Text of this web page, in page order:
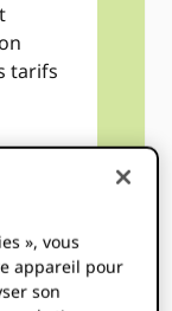
tarifs
», vous
appareil pour
son